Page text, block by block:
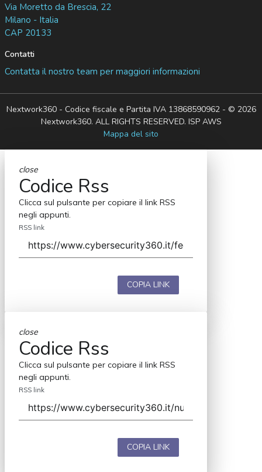
Via Moretto da Brescia, 22
Milano - Italia
CAP 20133
Contatti
Contatta il nostro team per maggiori informazioni
Nextwork360 - Codice fiscale e Partita IVA 13868590962 - © 2026
Nextwork360. ALL RIGHTS RESERVED. ISP AWS
Mappa del sito
close
Codice Rss
Clicca sul pulsante per copiare il link RSS
negli appunti.
RSS link
COPIA LINK
close
Codice Rss
Clicca sul pulsante per copiare il link RSS
negli appunti.
RSS link
COPIA LINK